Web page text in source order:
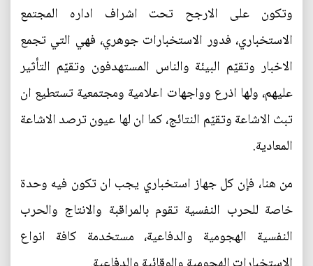
وتكون على الارجح تحت اشراف اداره المجتمع
الاستخباري، فدور الاستخبارات جوهري، فهي التي تجمع
الاخبار وتقيّم البيئة والناس المستهدفون وتقيّم التأثير
عليهم، ولها اذرع وواجهات اعلامية ومجتمعية تستطيع ان
تبث الاشاعة وتقيّم النتائج، كما ان لها عيون ترصد الاشاعة
المعادية.
من هنا، فإن كل جهاز استخباري يجب ان تكون فيه وحدة
خاصة للحرب النفسية تقوم بالمراقبة والانتاج والحرب
النفسية الهجومية والدفاعية، مستخدمة كافة انواع